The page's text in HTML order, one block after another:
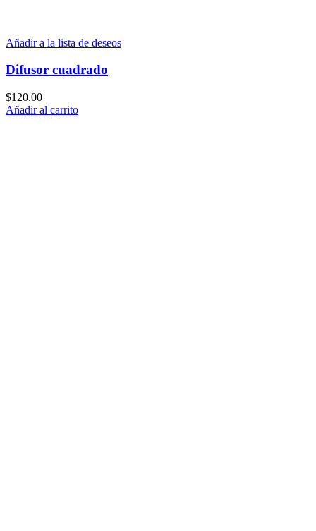
Añadir a la lista de deseos
Difusor cuadrado
$120.00
Añadir al carrito